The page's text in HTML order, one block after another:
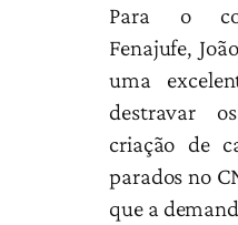
Para o
Fenajufe,
uma
destravar
criação de
parados no
que a